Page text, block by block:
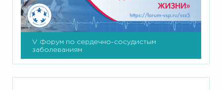
V Форум по сердечно-сосудистым
заболеваниям